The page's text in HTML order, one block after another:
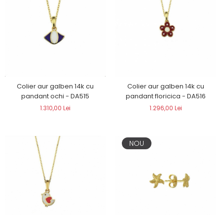
Colier aur galben 14k cu
pandant ochi - DA515
1.310,00 Lei
Colier aur galben 14k cu
pandant floricica - DA516
1.296,00 Lei
NOU